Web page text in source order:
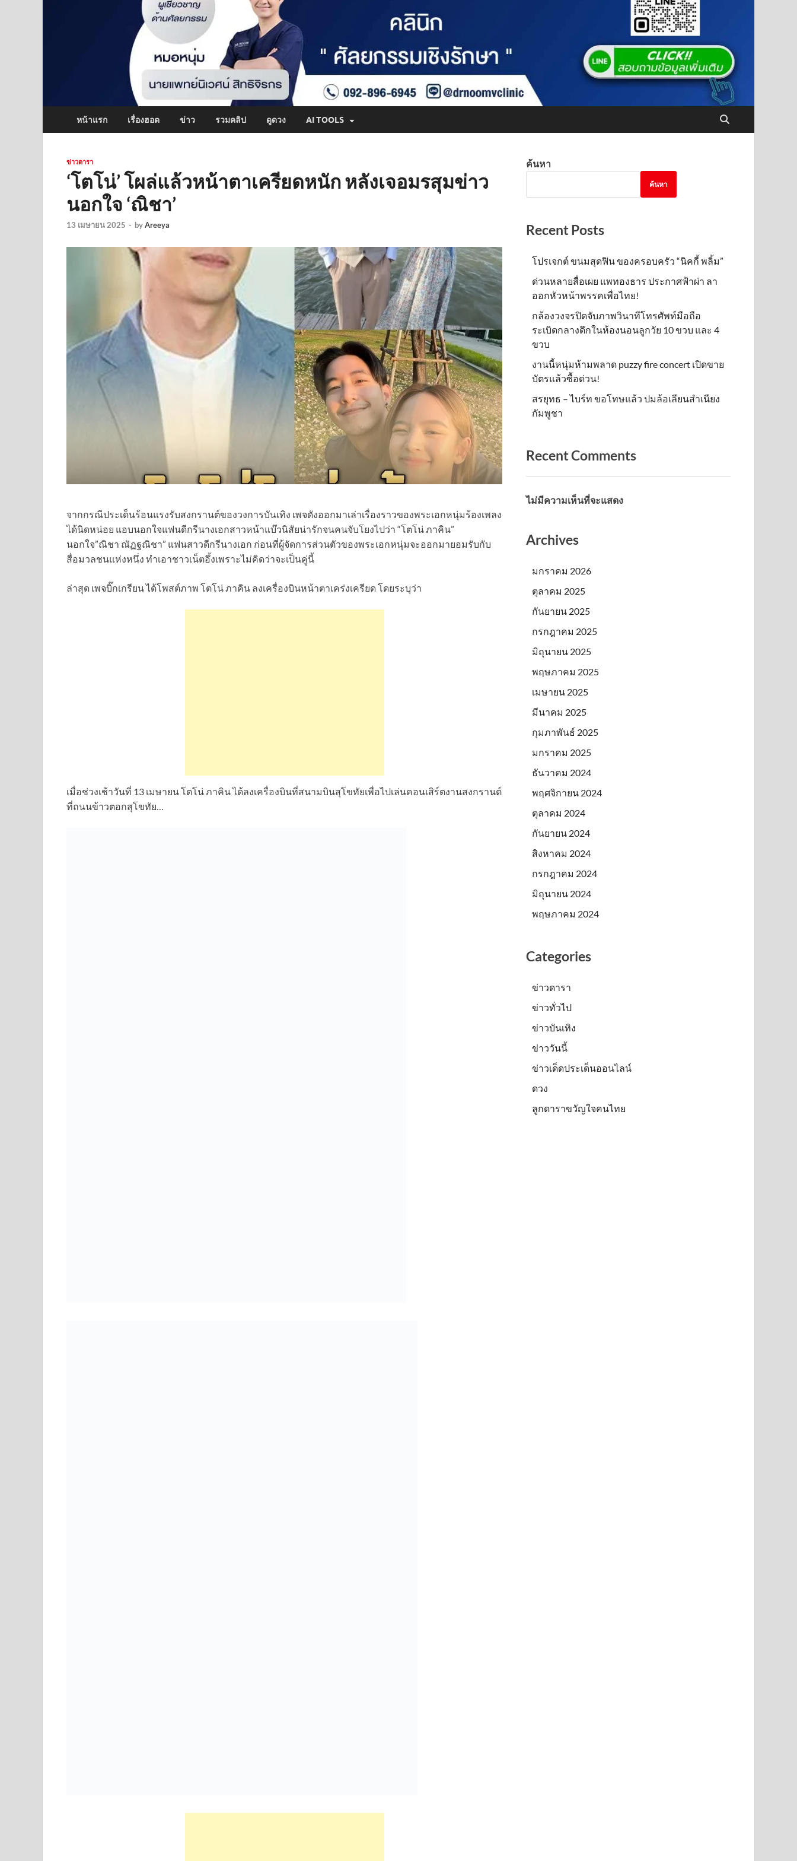
หน้าแรก เรื่องฮอต ข่าว รวมคลิป ดูดวง AI TOOLS
ข่าวดารา
‘โตโน่’ โผล่แล้วหน้าตาเครียดหนัก หลังเจอมรสุมข่าว
นอกใจ ‘ณิชา’
13 เมษายน 2025 - byAreeya
จากกรณีประเด็นร้อนแรงรับสงกรานต์ของวงการบันเทิง เพจดังออกมาเล่าเรื่องราวของพระเอกหนุ่มร้องเพลง
ได้นิดหน่อย แอบนอกใจแฟนดีกรีนางเอกสาวหน้าแบ๊วนิสัยน่ารักจนคนจับโยงไปว่า “โตโน่ ภาคิน”
นอกใจ”ณิชา ณัฏฐณิชา” แฟนสาวดีกรีนางเอก ก่อนที่ผู้จัดการส่วนตัวของพระเอกหนุ่มจะออกมายอมรับกับ
สื่อมวลชนแห่งหนึ่ง ทำเอาชาวเน็ตอึ้งเพราะไม่คิดว่าจะเป็นคู่นี้
ล่าสุด เพจบิ๊กเกรียน ได้โพสต์ภาพ โตโน่ ภาคิน ลงเครื่องบินหน้าตาเคร่งเครียด โดยระบุว่า
เมื่อช่วงเช้าวันที่ 13 เมษายน โตโน่ ภาคิน ได้ลงเครื่องบินที่สนามบินสุโขทัยเพื่อไปเล่นคอนเสิร์ตงานสงกรานต์
ที่ถนนข้าวตอกสุโขทัย…
ค้นหา
ค้นหา
Recent Posts
โปรเจกต์ ขนมสุดฟิน ของครอบครัว “นิคกี้ พลิ้ม”
ด่วนหลายสื่อเผย แพทองธาร ประกาศฟ้าผ่า ลา
ออกหัวหน้าพรรคเพื่อไทย!
กล้องวงจรปิดจับภาพวินาทีโทรศัพท์มือถือ
ระเบิดกลางดึกในห้องนอนลูกวัย 10 ขวบ และ 4
ขวบ
งานนี้หนุ่มห้ามพลาด puzzy fire concert เปิดขาย
บัตรแล้วซื้อด่วน!
สรยุทธ – ไบร์ท ขอโทษแล้ว ปมล้อเลียนสำเนียง
กัมพูชา
Recent Comments
ไม่มีความเห็นที่จะแสดง
Archives
มกราคม 2026
ตุลาคม 2025
กันยายน 2025
กรกฎาคม 2025
มิถุนายน 2025
พฤษภาคม 2025
เมษายน 2025
มีนาคม 2025
กุมภาพันธ์ 2025
มกราคม 2025
ธันวาคม 2024
พฤศจิกายน 2024
ตุลาคม 2024
กันยายน 2024
สิงหาคม 2024
กรกฎาคม 2024
มิถุนายน 2024
พฤษภาคม 2024
Categories
ข่าวดารา
ข่าวทั่วไป
ข่าวบันเทิง
ข่าววันนี้
ข่าวเด็ดประเด็นออนไลน์
ดวง
ลูกดาราขวัญใจคนไทย